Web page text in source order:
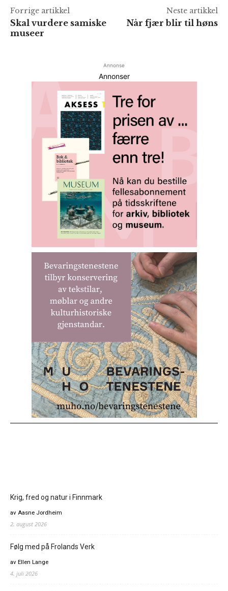
Forrige artikkel
Skal vurdere samiske
museer
Neste artikkel
Når fjær blir til høns
Annonse
Annonser
Krig, fred og natur i Finnmark
av Aasne Jordheim
2. august 2026
Følg med på Frolands Verk
av Ellen Lange
4. juli 2026